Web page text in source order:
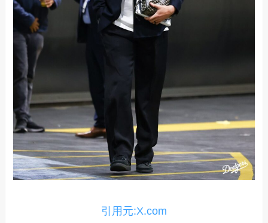
引用元:X.com